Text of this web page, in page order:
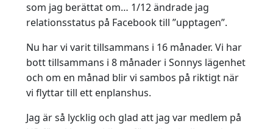
som jag berättat om… 1/12 ändrade jag
relationsstatus på Facebook till ”upptagen”.
Nu har vi varit tillsammans i 16 månader. Vi har
bott tillsammans i 8 månader i Sonnys lägenhet
och om en månad blir vi sambos på riktigt när
vi flyttar till ett enplanshus.
Jag är så lycklig och glad att jag var medlem på